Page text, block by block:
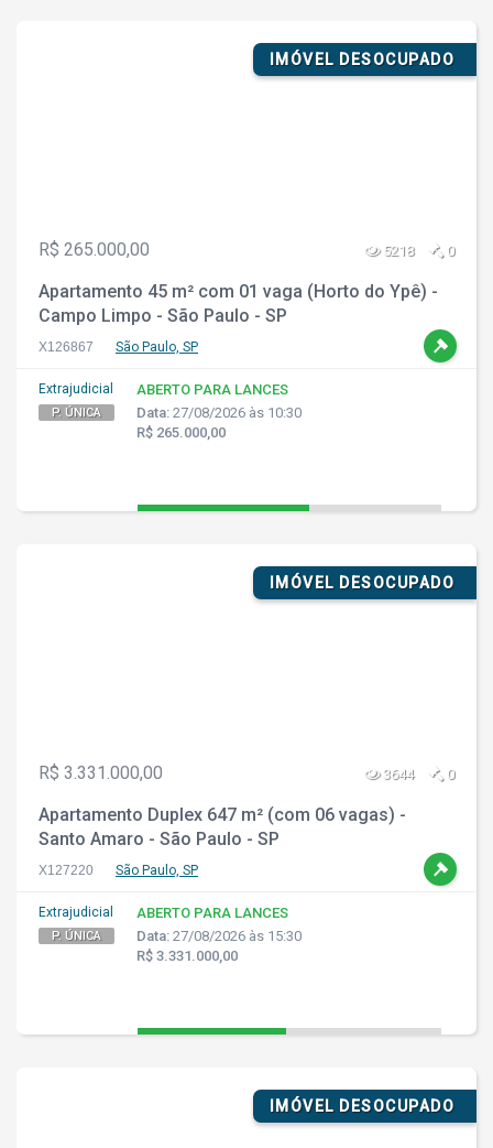
IMÓVEL DESOCUPADO
R$ 265.000,00 5218 0
Apartamento 45 m² com 01 vaga (Horto do Ypê) -
Campo Limpo - São Paulo - SP
X126867 São Paulo, SP
Extrajudicial
P. ÚNICA
ABERTO PARA LANCES
Data: 27/08/2026 às 10:30
R$ 265.000,00
IMÓVEL DESOCUPADO
R$ 3.331.000,00 3644 0
Apartamento Duplex 647 m² (com 06 vagas) -
Santo Amaro - São Paulo - SP
X127220 São Paulo, SP
Extrajudicial
P. ÚNICA
ABERTO PARA LANCES
Data: 27/08/2026 às 15:30
R$ 3.331.000,00
IMÓVEL DESOCUPADO